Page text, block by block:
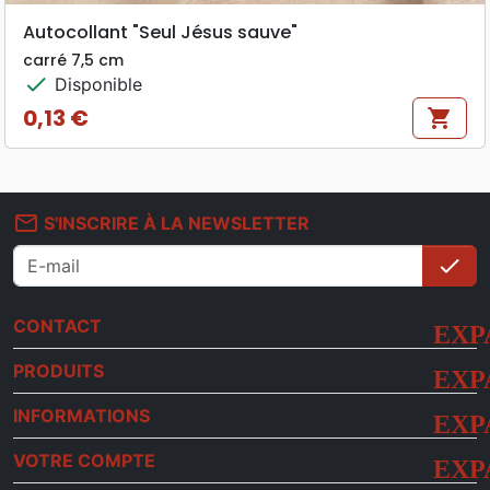
Autocollant "Seul Jésus sauve"
carré 7,5 cm
check Disponible
Prix
0,13 € shopping_cart
mail_outline S'INSCRIRE À LA NEWSLETTER
check
CONTACT
PRODUITS
INFORMATIONS
VOTRE COMPTE